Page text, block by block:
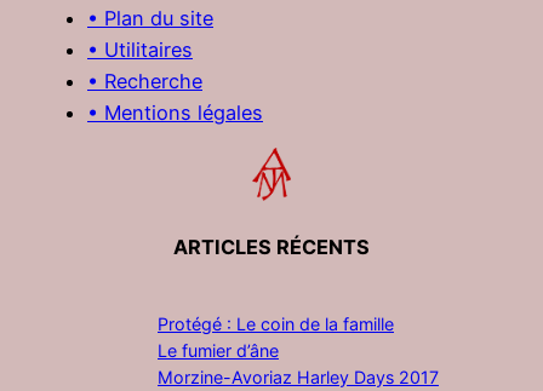
• Plan du site
• Utilitaires
• Recherche
• Mentions légales
ARTICLES RÉCENTS
Protégé : Le coin de la famille
Le fumier d’âne
Morzine-Avoriaz Harley Days 2017